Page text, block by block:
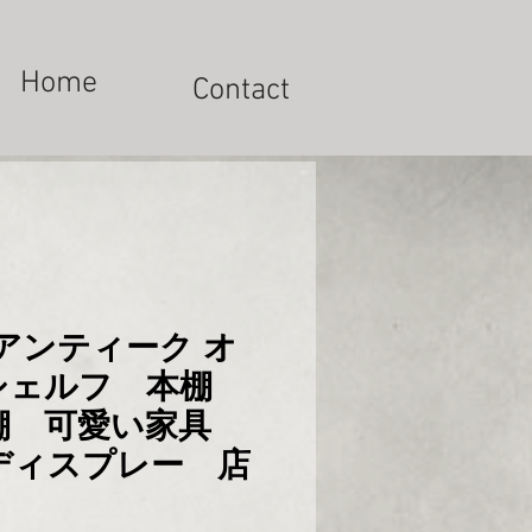
Home Contact
ンティーク オ
ェルフ 本棚
可愛い家具
ィスプレー 店